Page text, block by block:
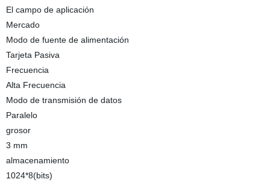
El campo de aplicación
Mercado
Modo de fuente de alimentación
Tarjeta Pasiva
Frecuencia
Alta Frecuencia
Modo de transmisión de datos
Paralelo
grosor
3 mm
almacenamiento
1024*8(bits)